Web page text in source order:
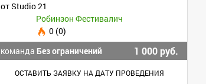
от Studio 21
Робинзон Фестивалич
0 (0)
команда Без ограничений 1 000 руб.
ОСТАВИТЬ ЗАЯВКУ НА ДАТУ ПРОВЕДЕНИЯ